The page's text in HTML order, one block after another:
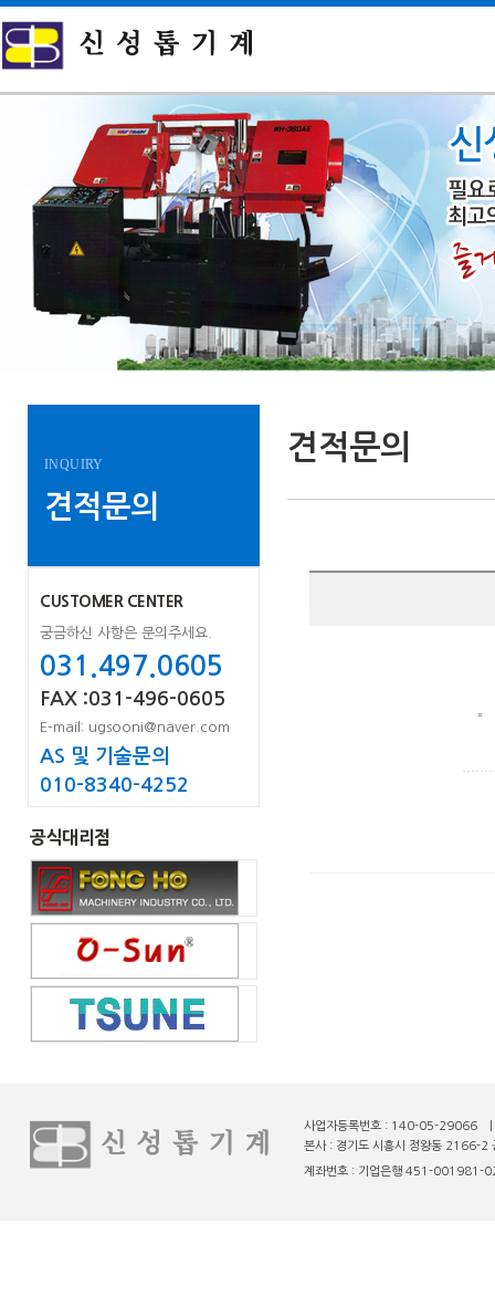
INQUIRY
견적문의
CUSTOMER CENTER
궁금하신 사항은 문의주세요.
031.497.0605
FAX :031-496-0605
E-mail: ugsooni@naver.com
AS 및 기술문의
010-8340-4252
공식대리점
견적문의
사업자등록번호 : 140-05-29066
본사 : 경기도 시흥시 정왕동
계좌번호 : 기업은행 451-